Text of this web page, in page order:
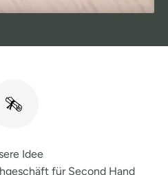
Idee
für Second Hand